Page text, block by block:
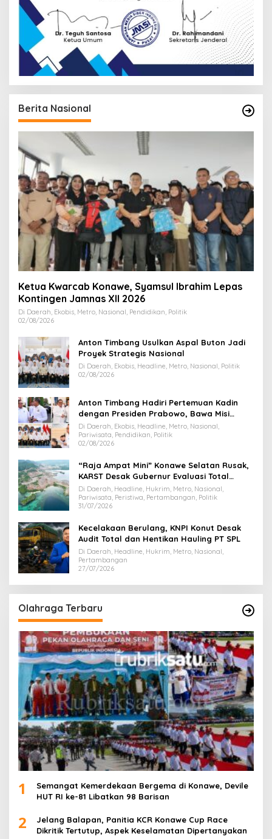
Berita Nasional
Ketua Kwarcab Konawe, Syamsul Ibrahim Lepas
Kontingen Jamnas XII 2026
Di Daerah, Ekobis, Metro, Nasional, Pendidikan, Politik
02/08/2026
Anton Timbang Usulkan Aspal Buton Jadi
Proyek Strategis Nasional
Di Daerah, Ekobis, Headline, Metro, Nasional, Politik
02/08/2026
Anton Timbang Hadiri Pertemuan Kadin
dengan Presiden Prabowo, Bawa Misi
Majukan Ekonomi Sultra
Di Daerah, Ekobis, Headline, Metro, Nasional,
Pariwisata, Pendidikan, Politik
02/08/2026
“Raja Ampat Mini” Konawe Selatan Rusak,
KARST Desak Gubernur Evaluasi Total
Dispar Sultra
Di Daerah, Headline, Hukrim, Metro, Nasional,
Pariwisata, Peristiwa, Pertambangan, Politik
31/07/2026
Kecelakaan Berulang, KNPI Konut Desak
Audit Total dan Hentikan Hauling PT SPL
Di Daerah, Headline, Hukrim, Metro, Nasional,
Pertambangan
27/07/2026
Olahraga Terbaru
1
Semangat Kemerdekaan Bergema di Konawe, Devile
HUT RI ke-81 Libatkan 98 Barisan
2
Jelang Balapan, Panitia KCR Konawe Cup Race
Dikritik Tertutup, Aspek Keselamatan Dipertanyakan